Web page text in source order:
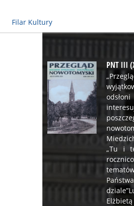
Filar Kultury
PNT III
„Tu i